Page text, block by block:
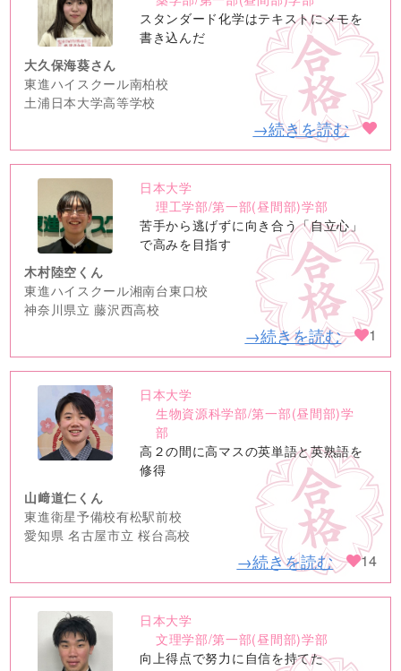
image
スタンダード化学はテキストにメモを
書き込んだ
大久保海葵さん
東進ハイスクール南柏校
土浦日本大学高等学校
→続きを読む
no
image
日本大学
理工学部/第一部(昼間部)学部
苦手から逃げずに向き合う「自立心」
で高みを目指す
木村陸空くん
東進ハイスクール湘南台東口校
神奈川県立 藤沢西高校
→続きを読む 1
no
image
日本大学
生物資源科学部/第一部(昼間部)学
部
高２の間に高マスの英単語と英熟語を
修得
山﨑道仁くん
東進衛星予備校有松駅前校
愛知県 名古屋市立 桜台高校
→続きを読む 14
no
image
日本大学
文理学部/第一部(昼間部)学部
向上得点で努力に自信を持てた